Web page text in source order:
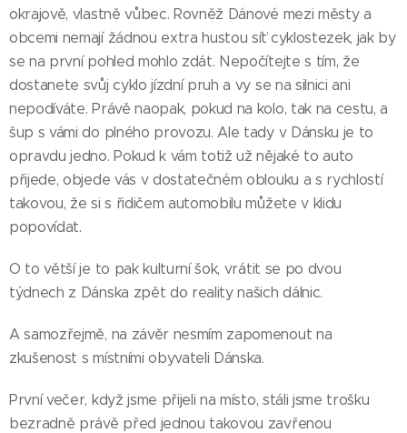
okrajově, vlastně vůbec. Rovněž Dánové mezi městy a
obcemi nemají žádnou extra hustou síť cyklostezek, jak by
se na první pohled mohlo zdát. Nepočítejte s tím, že
dostanete svůj cyklo jízdní pruh a vy se na silnici ani
nepodíváte. Právě naopak, pokud na kolo, tak na cestu, a
šup s vámi do plného provozu. Ale tady v Dánsku je to
opravdu jedno. Pokud k vám totiž už nějaké to auto
přijede, objede vás v dostatečném oblouku a s rychlostí
takovou, že si s řidičem automobilu můžete v klidu
popovídat.
O to větší je to pak kulturní šok, vrátit se po dvou
týdnech z Dánska zpět do reality našich dálnic.
A samozřejmě, na závěr nesmím zapomenout na
zkušenost s místními obyvateli Dánska.
První večer, když jsme přijeli na místo, stáli jsme trošku
bezradně právě před jednou takovou zavřenou